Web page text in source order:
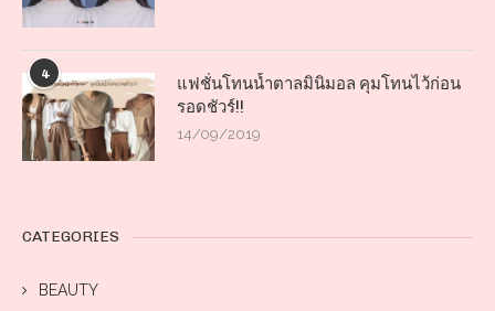
4
แฟชั่นโทนน้ำตาลมินิมอล คุมโทนไว้ก่อน
รอดชัวร์!!
14/09/2019
CATEGORIES
BEAUTY